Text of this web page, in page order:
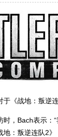
战地：叛逆连
Bach表示：“
：叛逆连队2